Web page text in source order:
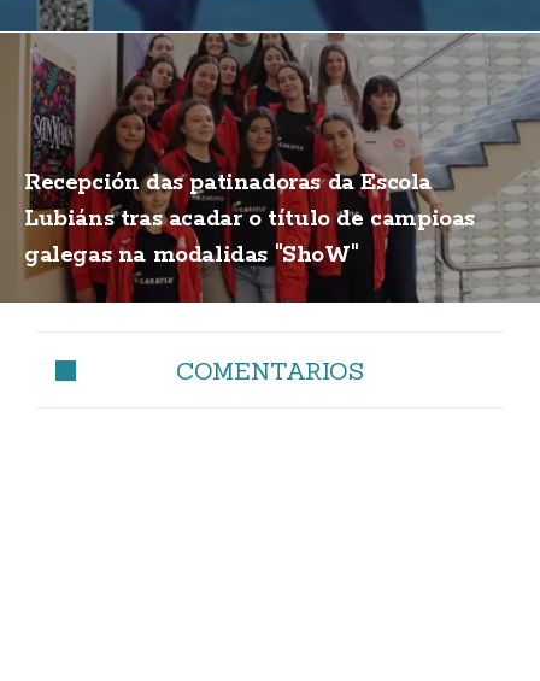
Recepción das patinadoras da Escola
Lubiáns tras acadar o título de campioas
galegas na modalidas "ShoW"
COMENTARIOS